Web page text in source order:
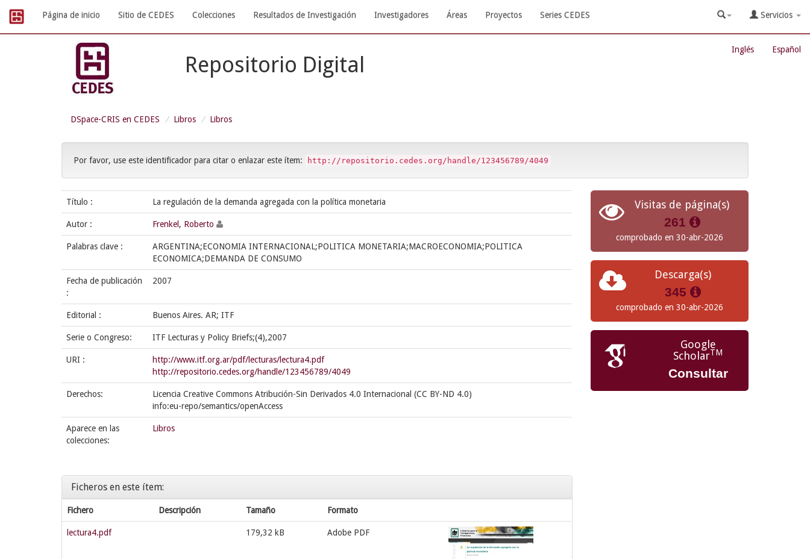
navigation
Página de inicio Sitio de CEDES Colecciones Resultados de Investigación Investigadores Áreas Proyectos Series CEDES Servicios
Inglés Español
Repositorio Digital
DSpace-CRIS en CEDES Libros Libros
Por favor, use este identificador para citar o enlazar este ítem: http://repositorio.cedes.org/handle/123456789/4049
Título : La regulación de la demanda agregada con la política monetaria
Autor : Frenkel, Roberto
Palabras clave :
ARGENTINA;ECONOMIA INTERNACIONAL;POLITICA MONETARIA;MACROECONOMIA;POLITICA
ECONOMICA;DEMANDA DE CONSUMO
Fecha de publicación
:
2007
Editorial : Buenos Aires. AR; ITF
Serie o Congreso: ITF Lecturas y Policy Briefs;(4),2007
URI :
http://www.itf.org.ar/pdf/lecturas/lectura4.pdf
http://repositorio.cedes.org/handle/123456789/4049
Derechos:
Licencia Creative Commons Atribución-Sin Derivados 4.0 Internacional (CC BY-ND 4.0)
info:eu-repo/semantics/openAccess
Aparece en las
colecciones:
Libros
Ficheros en este ítem:
Fichero Descripción Tamaño Formato
lectura4.pdf 179,32 kB Adobe PDF
Visitas de página(s)
261
comprobado en 30-abr-2026
Descarga(s)
345
comprobado en 30-abr-2026
Google
ScholarTM
Consultar